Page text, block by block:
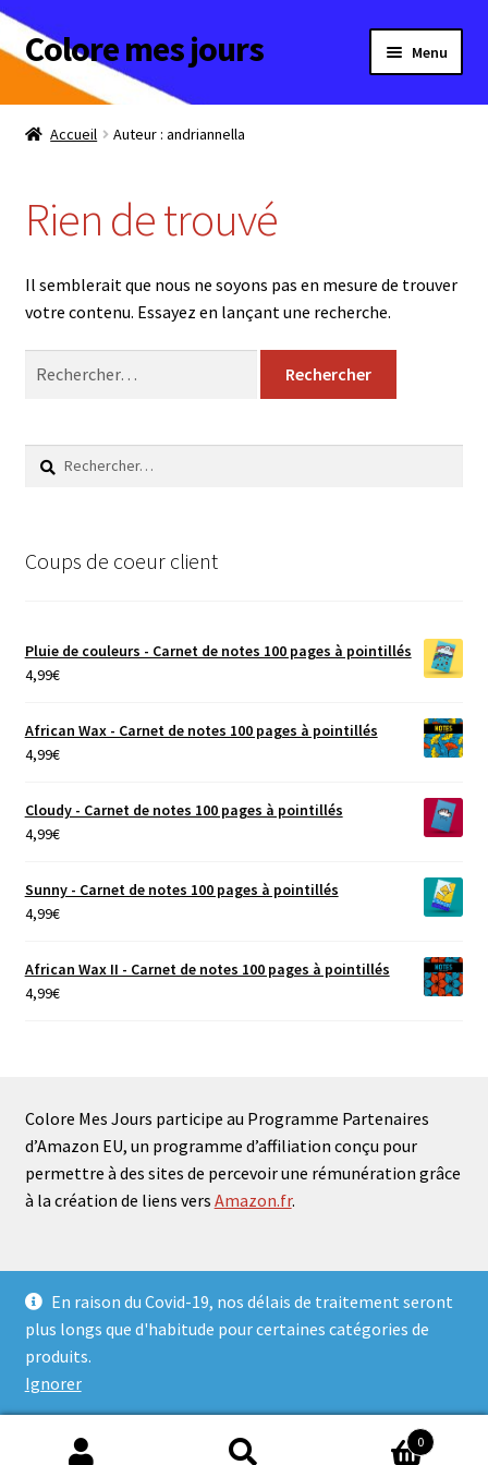
En raison du Covid-19, nos délais de traitement seront
plus longs que d'habitude pour certaines catégories de
produits.
Ignorer
Aller
à
navigation
Aller
au
contenu
Colore mes jours Menu
Maison & Déco
Femme
Enfant
menu
A offrir
Ouvrir
Accueil Auteur : andriannella
Rien de trouvé
Il semblerait que nous ne soyons pas en mesure de trouver
votre contenu. Essayez en lançant une recherche.
Rechercher :
Coups de coeur client
Pluie de couleurs - Carnet de notes 100 pages à pointillés
4,99€
African Wax - Carnet de notes 100 pages à pointillés
4,99€
Cloudy - Carnet de notes 100 pages à pointillés
4,99€
Sunny - Carnet de notes 100 pages à pointillés
4,99€
African Wax II - Carnet de notes 100 pages à pointillés
4,99€
Colore Mes Jours participe au Programme Partenaires
d’Amazon EU, un programme d’affiliation conçu pour
permettre à des sites de percevoir une rémunération grâce
à la création de liens vers Amazon.fr.
© Colore mes jours 2026
Politique de confidentialité
0